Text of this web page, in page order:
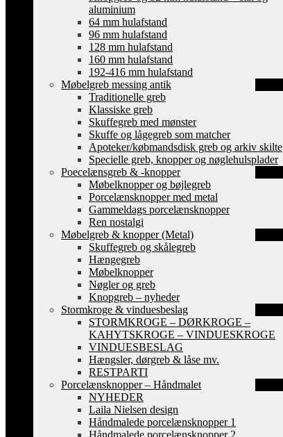
aluminium
64 mm hulafstand
96 mm hulafstand
128 mm hulafstand
160 mm hulafstand
192-416 mm hulafstand
Møbelgreb messing antik
Traditionelle greb
Klassiske greb
Skuffegreb med mønster
Skuffe og lågegreb som matcher
Apoteker/købmandsdisk greb og arkiv skilte
Specielle greb, knopper og nøglehulsplader
Poecelænsgreb & -knopper
Møbelknopper og bøjlegreb
Porcelænsknopper med metal
Gammeldags porcelænsknopper
Ren nostalgi
Møbelgreb & knopper (Metal)
Skuffegreb og skålegreb
Hængegreb
Møbelknopper
Nøgler og greb
Knopgreb – nyheder
Stormkroge & vinduesbeslag
STORMKROGE – DØRKROGE –
KAHYTSKROGE – VINDUESKROGE
VINDUESBESLAG
Hængsler, dørgreb & låse mv.
RESTPARTI
Porcelænsknopper – Håndmalet
NYHEDER
Laila Nielsen design
Håndmalede porcelænsknopper 1
Håndmalede porcelænsknopper 2